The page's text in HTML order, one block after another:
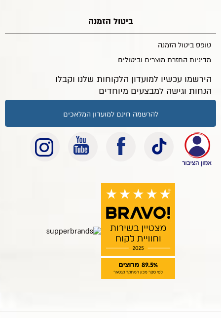
ביטול הזמנה
טופס ביטול הזמנה
מדיניות החזרת מוצרים וביטולים
הירשמו עכשיו למועדון הלקוחות שלנו וקבלו
הנחות וגישה למבצעים מיוחדים
להרשמה חינם למועדון המלאכים